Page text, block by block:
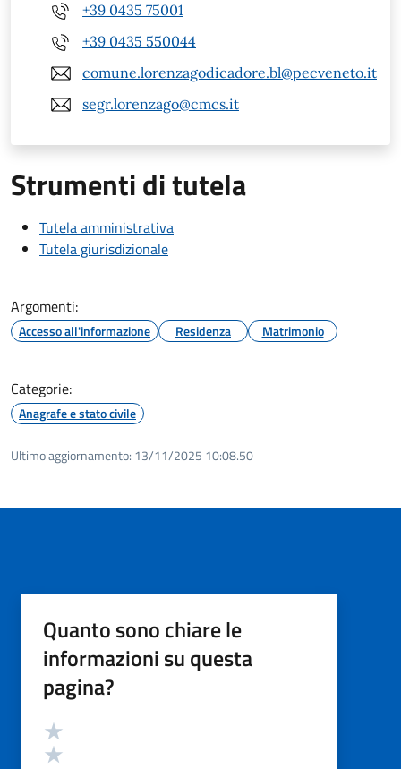
+39 0435 75001
+39 0435 550044
comune.lorenzagodicadore.bl@pecveneto.it
segr.lorenzago@cmcs.it
Strumenti di tutela
Tutela amministrativa
Tutela giurisdizionale
Argomenti:
Accesso all'informazione Residenza Matrimonio
Categorie:
Anagrafe e stato civile
Ultimo aggiornamento: 13/11/2025 10:08.50
Quanto sono chiare le
informazioni su questa
pagina?
Valutazione